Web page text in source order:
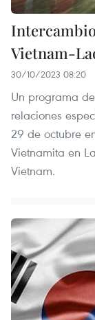
Vietnam-
30/10/2023 08:20
Un programa
relaciones
29 de octubre
Vietnamita en
Vietnam.